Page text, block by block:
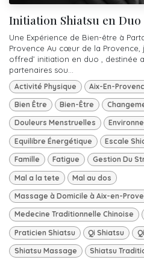
Initiation Shiatsu en Duo
Une Expérience de Bien-être à
Provence Au cœur de la
offred’ initiation en duo , destinée
partenaires sou...
Activité Physique Aix-En-
Bien Être Bien-Être
Douleurs Menstruelles
Equilibre Énergétique Escale
Famille Fatigue Gestion Du
Mal a la tete Mal au dos
Massage à Domicile à Aix-en-
Medecine Traditionnelle Chinoise
Praticien Shiatsu Qi Shiatsu
Shiatsu Massage Shiatsu